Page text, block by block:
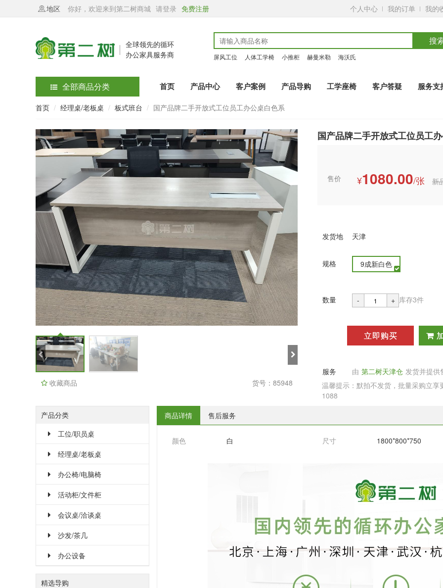
地区 你好，欢迎来到第二树商城 请登录 免费注册 个人中心 我的订单 我的
全球领先的循环
办公家具服务商
搜
屏风工位 人体工学椅 小推柜 赫曼米勒 海沃氏
全部商品分类 首页 产品中心 客户案例 产品导购 工学座椅 客户答疑 服务支
首页 经理桌/老板桌 板式班台 国产品牌二手开放式工位员工办公桌白色系
收藏商品 货号：85948
国产品牌二手开放式工位员工
售价 ¥1080.00/张 新
发货地 天津
规格 9成新白色
数量 - + 库存3件
立即购买
服务 由 第二树天津仓 发货并提供
温馨提示：默拍不发货，批量采购立
1088
产品分类
工位/职员桌
经理桌/老板桌
办公椅/电脑椅
活动柜/文件柜
会议桌/洽谈桌
沙发/茶几
办公设备
精选导购
商品详情 售后服务
颜色 白 尺寸 1800*800*750